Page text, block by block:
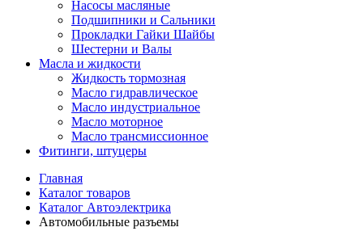
Насосы масляные
Подшипники и Сальники
Прокладки Гайки Шайбы
Шестерни и Валы
Масла и жидкости
Жидкость тормозная
Масло гидравлическое
Масло индустриальное
Масло моторное
Масло трансмиссионное
Фитинги, штуцеры
Главная
Каталог товаров
Каталог Автоэлектрика
Автомобильные разъемы